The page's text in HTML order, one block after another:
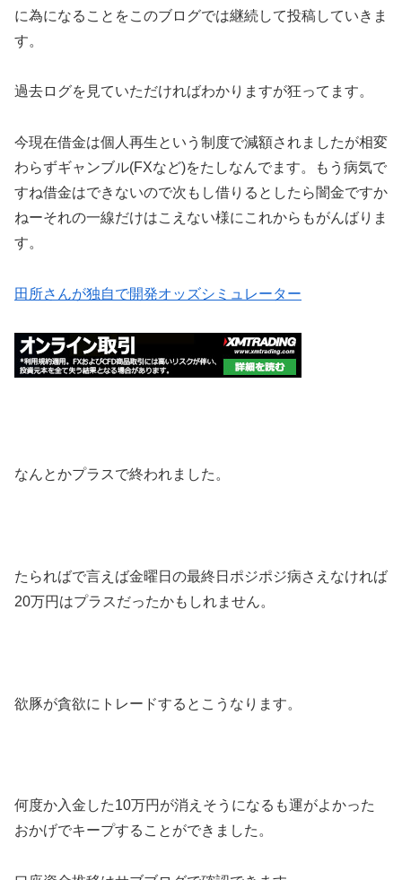
に為になることをこのブログでは継続して投稿していきま
す。
過去ログを見ていただければわかりますが狂ってます。
今現在借金は個人再生という制度で減額されましたが相変
わらずギャンブル(FXなど)をたしなんでます。もう病気で
すね借金はできないので次もし借りるとしたら闇金ですか
ねーそれの一線だけはこえない様にこれからもがんばりま
す。
田所さんが独自で開発オッズシミュレーター
なんとかプラスで終われました。
たらればで言えば金曜日の最終日ポジポジ病さえなければ
20万円はプラスだったかもしれません。
欲豚が貪欲にトレードするとこうなります。
何度か入金した10万円が消えそうになるも運がよかった
おかげでキープすることができました。